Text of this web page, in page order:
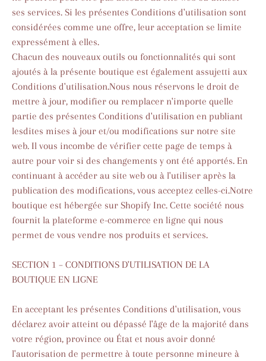
ses services. Si les présentes Conditions d'utilisation sont
considérées comme une offre, leur acceptation se limite
expressément à elles.
Chacun des nouveaux outils ou fonctionnalités qui sont
ajoutés à la présente boutique est également assujetti aux
Conditions d'utilisation.Nous nous réservons le droit de
mettre à jour, modifier ou remplacer n'importe quelle
partie des présentes Conditions d'utilisation en publiant
lesdites mises à jour et/ou modifications sur notre site
web. Il vous incombe de vérifier cette page de temps à
autre pour voir si des changements y ont été apportés. En
continuant à accéder au site web ou à l'utiliser après la
publication des modifications, vous acceptez celles-ci.Notre
boutique est hébergée sur Shopify Inc. Cette société nous
fournit la plateforme e-commerce en ligne qui nous
permet de vous vendre nos produits et services.
SECTION 1 – CONDITIONS D'UTILISATION DE LA
BOUTIQUE EN LIGNE
En acceptant les présentes Conditions d'utilisation, vous
déclarez avoir atteint ou dépassé l'âge de la majorité dans
votre région, province ou État et nous avoir donné
l'autorisation de permettre à toute personne mineure à